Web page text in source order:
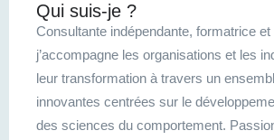
Qui suis-je ?
Consultante indépendante, formatrice
j’accompagne les organisations et les
leur transformation à travers un
innovantes centrées sur le
des sciences du comportement.